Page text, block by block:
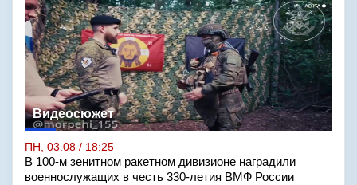
Видеосюжет
ПН, 03.08 / 18:25
В 100-м зенитном ракетном дивизионе наградили
военнослужащих в честь 330-летия ВМФ России